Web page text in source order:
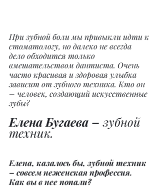
При зубной боли мы привыкли идти к
стоматологу, но далеко не всегда
дело обходится только
вмешательством дантиста. Очень
часто красивая и здоровая улыбка
зависит от зубного техника. Кто он
– человек, создающий искусственные
зубы?
Елена Бугаева – зубной
техник.
Елена, казалось бы, зубной техник
– совсем неженская профессия.
Как вы в нее попали?